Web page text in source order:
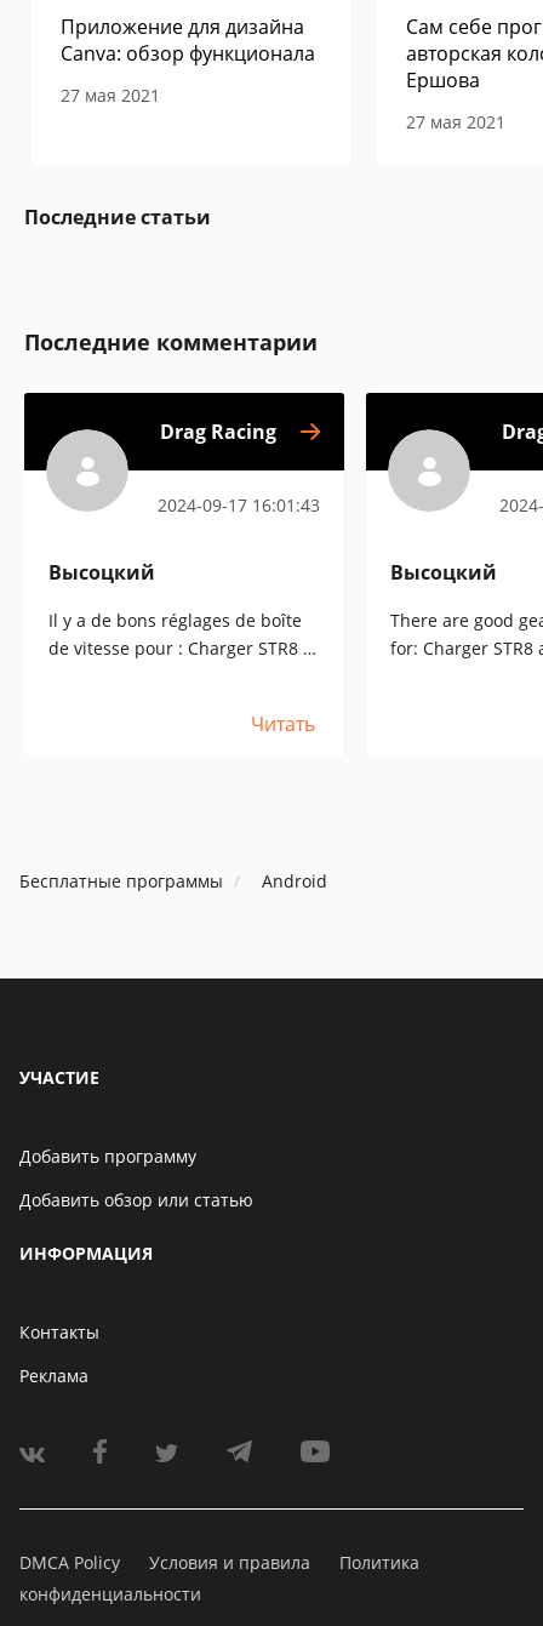
Приложение для дизайна
Canva: обзор функционала
27 мая 2021
Сам себе
авторская
Ершова
27 мая 2021
Последние статьи
Последние комментарии
Drag Racing
2024-09-17 16:01:43
Высоцкий
Il y a de bons réglages de boîte
de vitesse pour : Charger STR8 et
courses et de l'argent pour 5Читать
Высоцкий
There are good
for: Charger STR8
Бесплатные программы Android
УЧАСТИЕ
Добавить программу
Добавить обзор или статью
ИНФОРМАЦИЯ
Контакты
Реклама
DMCA Policy Условия и правила
Политика
конфиденциальности